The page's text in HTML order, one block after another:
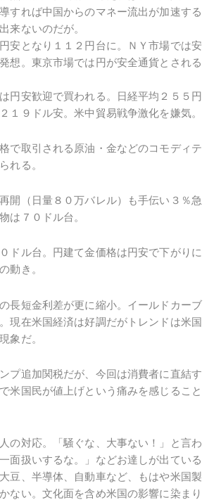
すれば中国からのマネー流出が加速する
来ないのだが。
安となり１１２円台に。ＮＹ市場では安
想。東京市場では円が安全通貨とされる
円安歓迎で買われる。日経平均２５５円
１９ドル安。米中貿易戦争激化を嫌気。
で取引される原油・金などのコモディテ
れる。
開（日量８０万バレル）も手伝い３％急
は７０ドル台。
ドル台。円建て金価格は円安で下がりに
動き。
長短金利差が更に縮小。イールドカーブ
現在米国経済は好調だがトレンドは米国
象だ。
プ追加関税だが、今回は消費者に直結す
米国民が値上げという痛みを感じること
の対応。「騒ぐな、大事ない！」と言わ
面扱いするな。」などお達しが出ている
豆、半導体、自動車など、もはや米国製
ない。文化面を含め米国の影響に染まり